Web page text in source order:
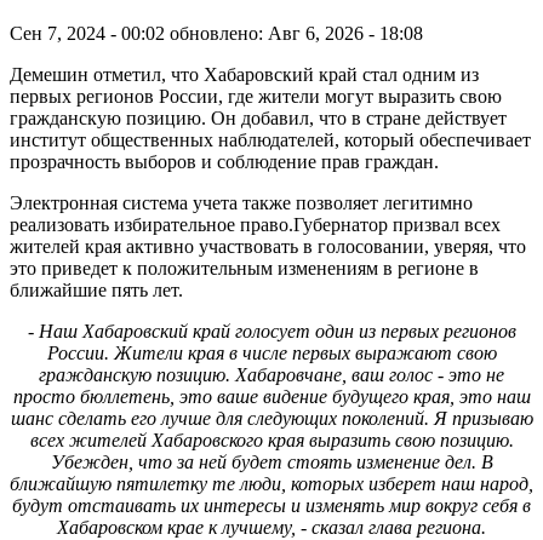
Сен 7, 2024 - 00:02 обновлено: Авг 6, 2026 - 18:08
Демешин отметил, что Хабаровский край стал одним из
первых регионов России, где жители могут выразить свою
гражданскую позицию. Он добавил, что в стране действует
институт общественных наблюдателей, который обеспечивает
прозрачность выборов и соблюдение прав граждан.
Электронная система учета также позволяет легитимно
реализовать избирательное право.Губернатор призвал всех
жителей края активно участвовать в голосовании, уверяя, что
это приведет к положительным изменениям в регионе в
ближайшие пять лет.
- Наш Хабаровский край голосует один из первых регионов
России. Жители края в числе первых выражают свою
гражданскую позицию. Хабаровчане, ваш голос - это не
просто бюллетень, это ваше видение будущего края, это наш
шанс сделать его лучше для следующих поколений. Я призываю
всех жителей Хабаровского края выразить свою позицию.
Убежден, что за ней будет стоять изменение дел. В
ближайшую пятилетку те люди, которых изберет наш народ,
будут отстаивать их интересы и изменять мир вокруг себя в
Хабаровском крае к лучшему, - сказал глава региона.